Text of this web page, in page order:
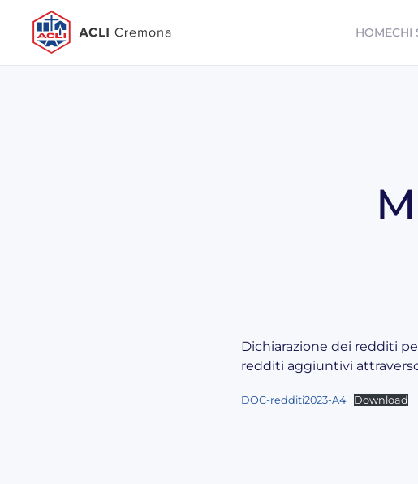
HOMECHI
Dichiarazione dei redditi
redditi aggiuntivi
DOC-redditi2023-A4 Download